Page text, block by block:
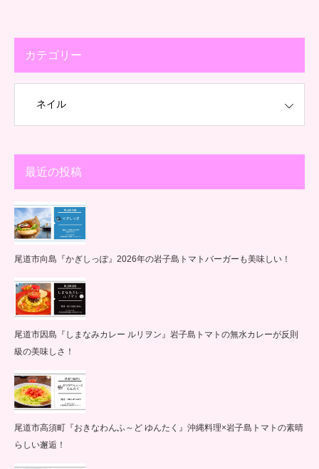
カテゴリー
最近の投稿
尾道市向島『かぎしっぽ』2026年の岩子島トマトバーガーも美味しい！
尾道市因島『しまなみカレー ルリヲン』岩子島トマトの無水カレーが反則
級の美味しさ！
尾道市高須町『おきなわんふ～ど ゆんたく』沖縄料理×岩子島トマトの素晴
らしい邂逅！